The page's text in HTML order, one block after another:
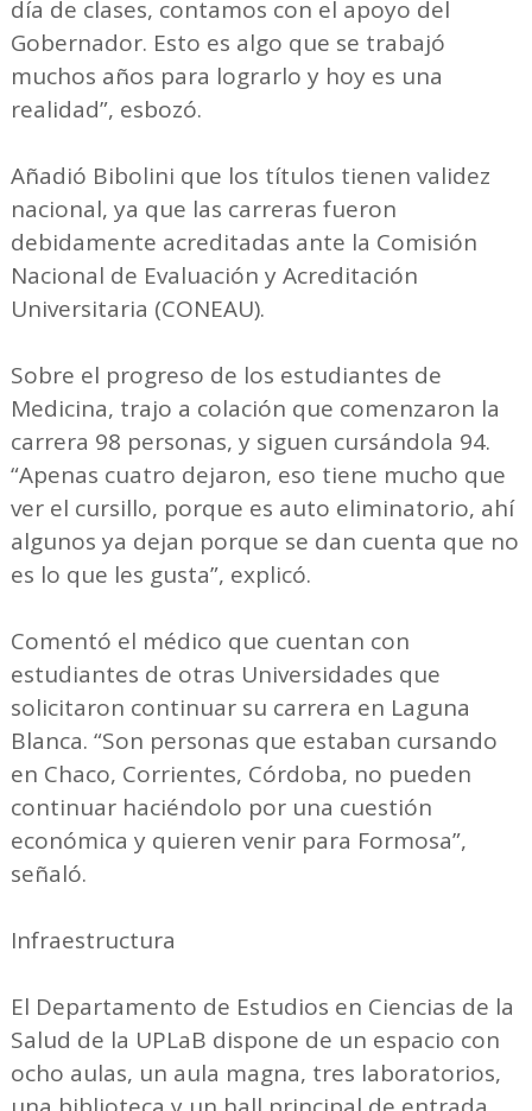
día de clases, contamos con el apoyo del
Gobernador. Esto es algo que se trabajó
muchos años para lograrlo y hoy es una
realidad”, esbozó.
Añadió Bibolini que los títulos tienen validez
nacional, ya que las carreras fueron
debidamente acreditadas ante la Comisión
Nacional de Evaluación y Acreditación
Universitaria (CONEAU).
Sobre el progreso de los estudiantes de
Medicina, trajo a colación que comenzaron la
carrera 98 personas, y siguen cursándola 94.
“Apenas cuatro dejaron, eso tiene mucho que
ver el cursillo, porque es auto eliminatorio, ahí
algunos ya dejan porque se dan cuenta que no
es lo que les gusta”, explicó.
Comentó el médico que cuentan con
estudiantes de otras Universidades que
solicitaron continuar su carrera en Laguna
Blanca. “Son personas que estaban cursando
en Chaco, Corrientes, Córdoba, no pueden
continuar haciéndolo por una cuestión
económica y quieren venir para Formosa”,
señaló.
Infraestructura
El Departamento de Estudios en Ciencias de la
Salud de la UPLaB dispone de un espacio con
ocho aulas, un aula magna, tres laboratorios,